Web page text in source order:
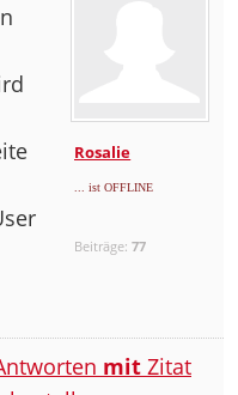
Rosalie
... ist OFFLINE
Beiträge:77
mit Zitat